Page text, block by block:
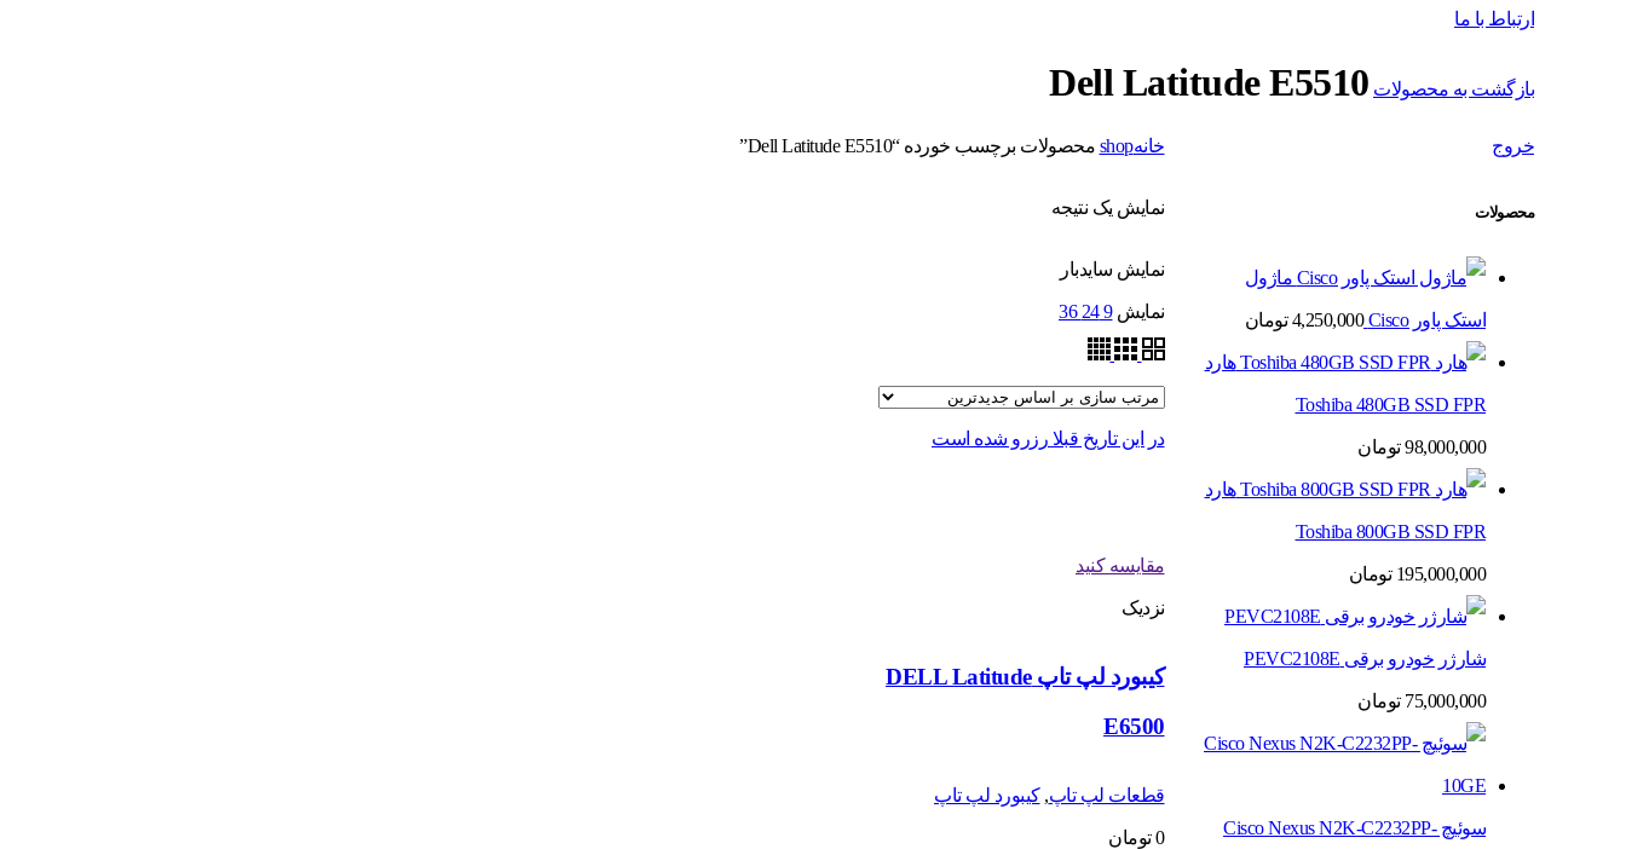
ارتباط با ما
بازگشت به محصولات Dell Latitude E5510
خروج
محصولات
ماژول
استک پاور Cisco 4,250,000 تومان
هارد
Toshiba 480GB SSD FPR
98,000,000 تومان
هارد
Toshiba 800GB SSD FPR
195,000,000 تومان
شارژر خودرو برقی PEVC2108E
75,000,000 تومان
سوئیچ Cisco Nexus N2K-C2232PP-
خانهshop محصولات برچسب خورده “Dell Latitude E5510”
نمایش یک نتیجه
نمایش سایدبار
نمایش 9
24
36
در این تاریخ قبلا رزرو شده است
مقایسه کنید
نزدیک
کیبورد لپ تاپ DELL Latitude
E6500
قطعات لپ تاپ,کیبورد لپ تاپ
0 تومان